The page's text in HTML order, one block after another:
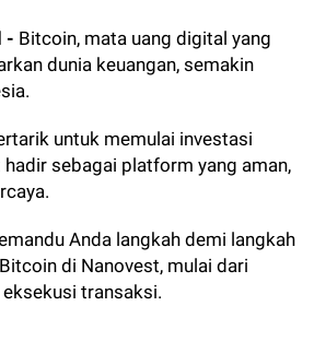
- Bitcoin, mata uang digital yang
dunia keuangan, semakin
untuk memulai investasi
sebagai platform yang aman,
Anda langkah demi langkah
di Nanovest, mulai dari
transaksi.